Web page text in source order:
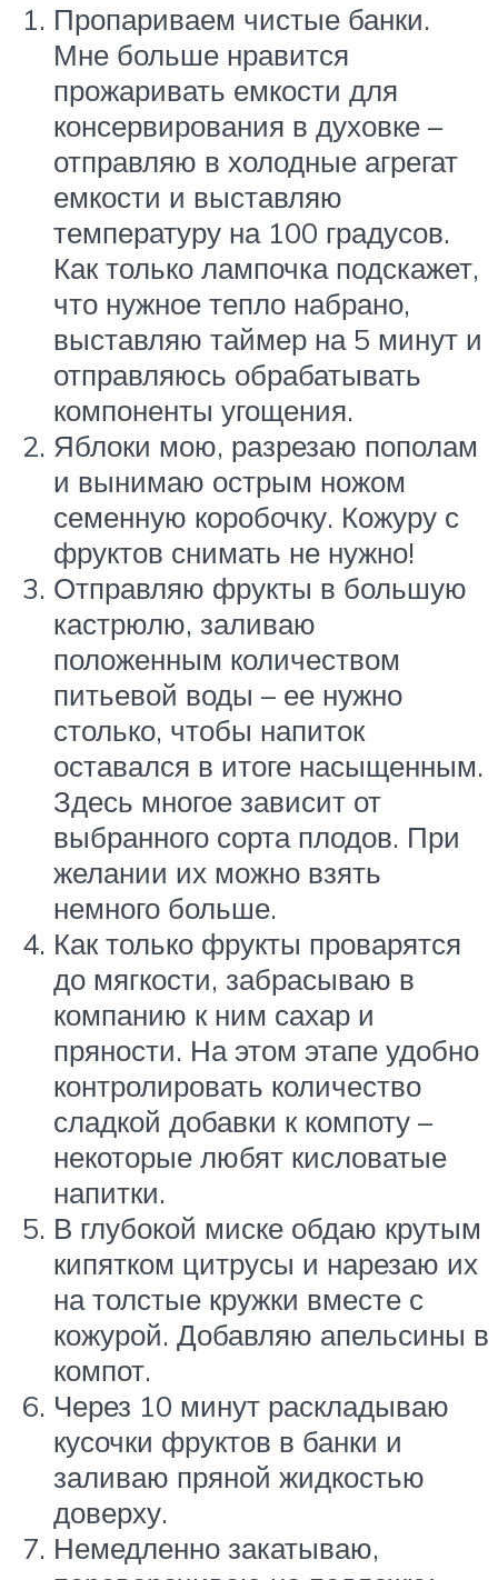
Пропариваем чистые банки.
Мне больше нравится
прожаривать емкости для
консервирования в духовке –
отправляю в холодные агрегат
емкости и выставляю
температуру на 100 градусов.
Как только лампочка подскажет,
что нужное тепло набрано,
выставляю таймер на 5 минут и
отправляюсь обрабатывать
компоненты угощения.
Яблоки мою, разрезаю пополам
и вынимаю острым ножом
семенную коробочку. Кожуру с
фруктов снимать не нужно!
Отправляю фрукты в большую
кастрюлю, заливаю
положенным количеством
питьевой воды – ее нужно
столько, чтобы напиток
оставался в итоге насыщенным.
Здесь многое зависит от
выбранного сорта плодов. При
желании их можно взять
немного больше.
Как только фрукты проварятся
до мягкости, забрасываю в
компанию к ним сахар и
пряности. На этом этапе удобно
контролировать количество
сладкой добавки к компоту –
некоторые любят кисловатые
напитки.
В глубокой миске обдаю крутым
кипятком цитрусы и нарезаю их
на толстые кружки вместе с
кожурой. Добавляю апельсины в
компот.
Через 10 минут раскладываю
кусочки фруктов в банки и
заливаю пряной жидкостью
доверху.
Немедленно закатываю,